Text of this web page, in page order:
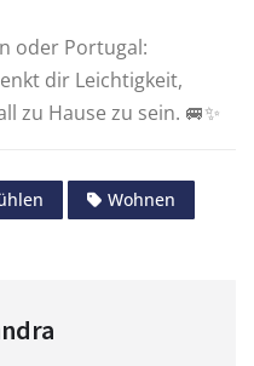
oder Portugal:
dir Leichtigkeit,
zu Hause zu sein. 🚐✨
Wohnen